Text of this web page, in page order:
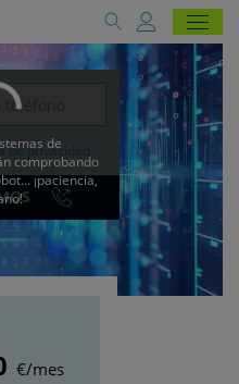
de
comprobando
¡paciencia,
de privacidad
€/mes